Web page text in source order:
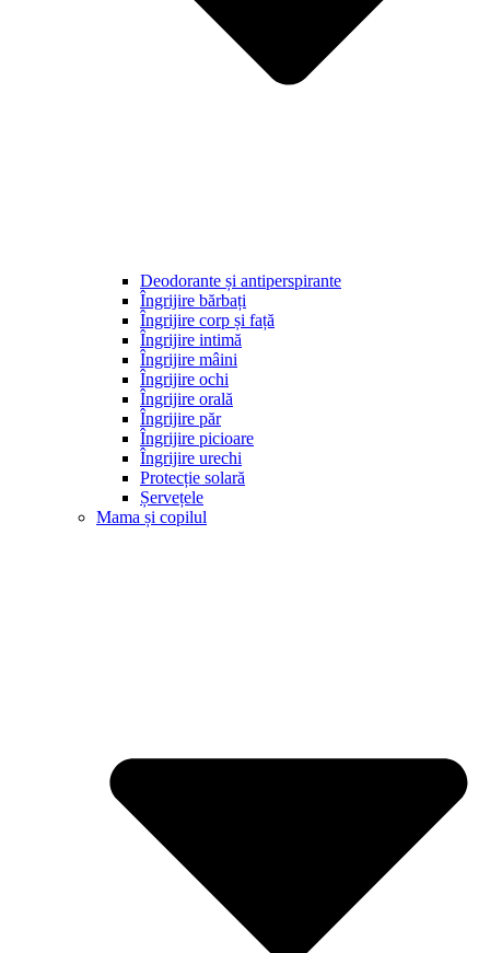
Deodorante și antiperspirante
Îngrijire bărbați
Îngrijire corp și față
Îngrijire intimă
Îngrijire mâini
Îngrijire ochi
Îngrijire orală
Îngrijire păr
Îngrijire picioare
Îngrijire urechi
Protecție solară
Șervețele
Mama și copilul